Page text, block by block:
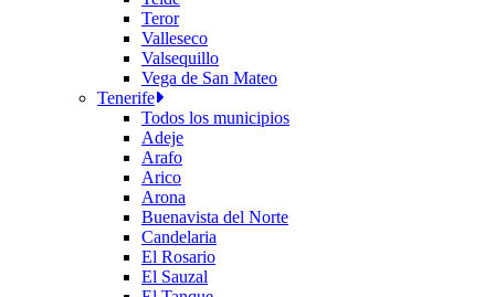
Teror
Valleseco
Valsequillo
Vega de San Mateo
Tenerife
Todos los municipios
Adeje
Arafo
Arico
Arona
Buenavista del Norte
Candelaria
El Rosario
El Sauzal